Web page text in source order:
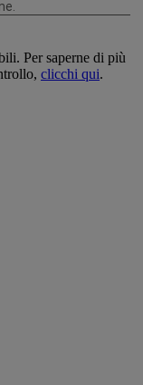
Per saperne di più
clicchi qui.